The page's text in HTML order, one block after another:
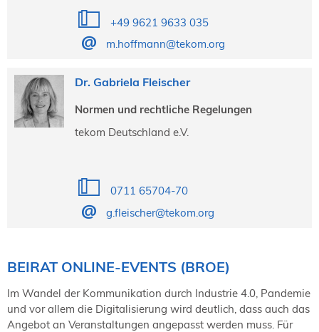
+49 9621 9633 035
m.hoffmann@tekom.org
Dr. Gabriela Fleischer
Normen und rechtliche Regelungen
tekom Deutschland e.V.
0711 65704-70
g.fleischer@tekom.org
BEIRAT ONLINE-EVENTS (BROE)
Im Wandel der Kommunikation durch Industrie 4.0, Pandemie
und vor allem die Digitalisierung wird deutlich, dass auch das
Angebot an Veranstaltungen angepasst werden muss. Für